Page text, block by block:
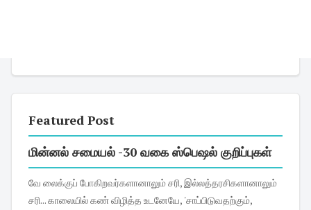
Featured Post
மின்னல் சமையல் -30 வகை ஸ்பெஷல் குறிப்புகள்
வே லைக்குப் போகிறவர்களானாலும் சரி, இல்லத்தரசிகளானாலும்
சரி... காலையில் கண் விழித்த உடனேயே, 'சாப்பிடுவதற்கும்,